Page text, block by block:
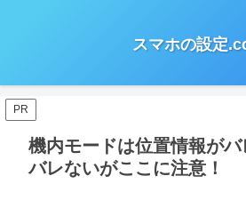
スマホの設定
PR
機内モードは位置情報が
バレないがここに注意！